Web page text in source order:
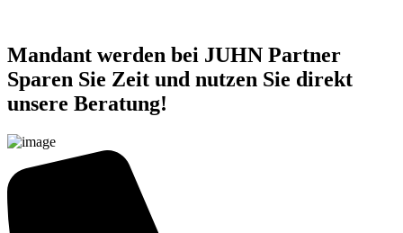
Mandant werden bei JUHN Partner
Sparen Sie Zeit und nutzen Sie direkt
unsere Beratung!